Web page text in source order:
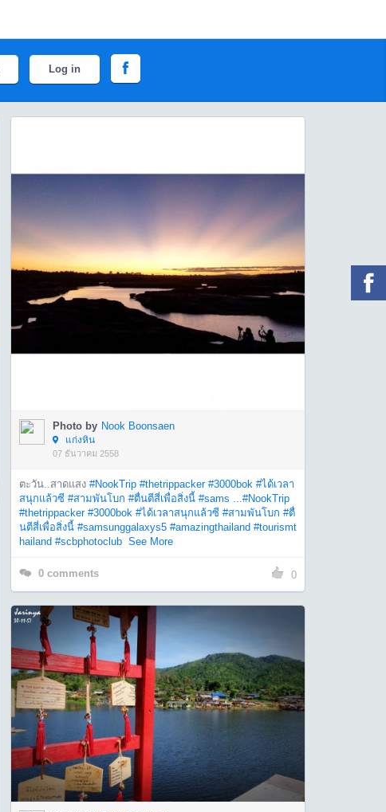
Log in
Photo by Nook Boonsaen
แก่งหิน
07 ธันวาคม 2558
ตะวัน..สาดแสง #NookTrip #thetrippacker #3000bok #ได้เวลา
สนุกแล้วซี #สามพันโบก #ตื่นตีสี่เพื่อสิ่งนี้ #sams ...#NookTrip
#thetrippacker #3000bok #ได้เวลาสนุกแล้วซี #สามพันโบก #ตื่
นตีสี่เพื่อสิ่งนี้ #samsunggalaxys5 #amazingthailand #tourismt
hailand #scbphotoclub See More
0 comments 0